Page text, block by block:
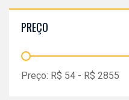
PREÇO
Preço: R$ 54 - R$ 2855